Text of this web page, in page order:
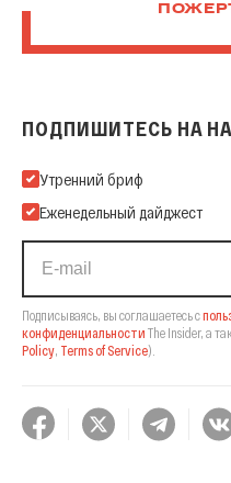
ПОДПИШИТЕСЬ НА
Подпишитесь на нашу Email-
Утренний бриф
Еженедельный дайджест
Подписываясь, вы соглашаетесь с
конфиденциальности The Insider, а
Policy Terms of Service).